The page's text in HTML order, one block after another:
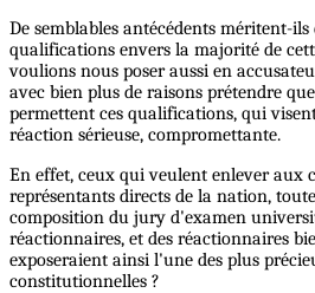
De semblables antécédents méritent-ils
qualifications envers la majorité de
voulions nous poser aussi en
avec bien plus de raisons prétendre
permettent ces qualifications, qui
réaction sérieuse, compromettante.
En effet, ceux qui veulent enlever aux
représentants directs de la nation,
composition du jury d'examen
réactionnaires, et des réactionnaires
exposeraient ainsi l'une des plus
constitutionnelles ?